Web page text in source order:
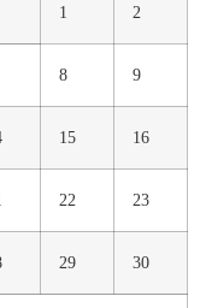
1 2
8 9
15 16
22 23
29 30